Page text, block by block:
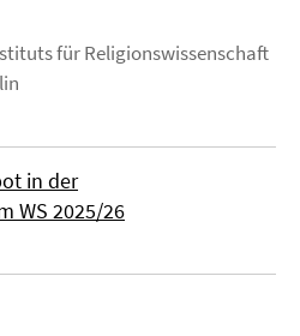
für Religionswissenschaft
in der
WS 2025/26